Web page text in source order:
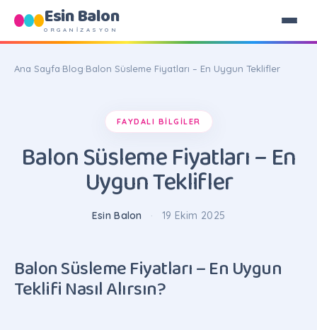
Esin Balon
ORGANİZASYON
Ana Sayfa·Blog·Balon Süsleme Fiyatları – En Uygun Teklifler
FAYDALI BILGILER
Balon Süsleme Fiyatları – En
Uygun Teklifler
Esin Balon · 19 Ekim 2025
Balon Süsleme Fiyatları – En Uygun
Teklifi Nasıl Alırsın?